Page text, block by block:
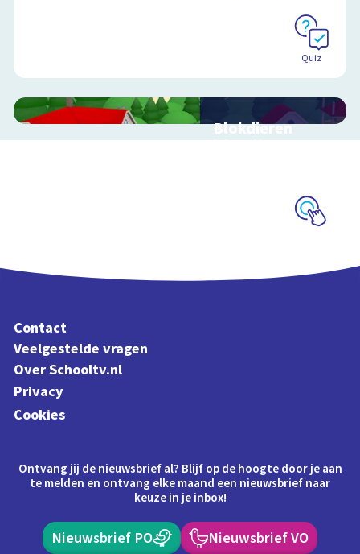
Quiz
Blokdieren
Interactieve
Contact
Veelgestelde vragen
Over Schooltv.nl
Privacy
Cookies
Ontvang jij de nieuwsbrief al? Blijf op de hoogte door je aan
te melden en ontvang elke maand een nieuwsbrief naar
keuze in je inbox!
Nieuwsbrief PO Nieuwsbrief VO